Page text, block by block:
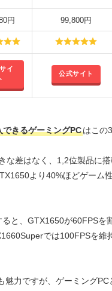
円 99,800円
イ
ト
公式サイト
きるゲーミングPCはこの
な差はなく、1,2位製品に
より40%ほどゲーム
と、GTX1650が60FPSを
では100FPSを維
魅力ですが、ゲーミングPC